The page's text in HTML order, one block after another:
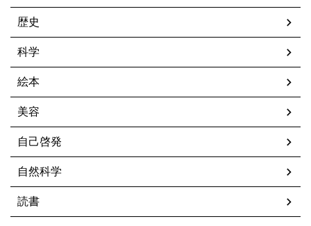
歴史
科学
絵本
美容
自己啓発
自然科学
読書